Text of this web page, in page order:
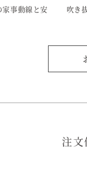
事動線と安
吹き
注